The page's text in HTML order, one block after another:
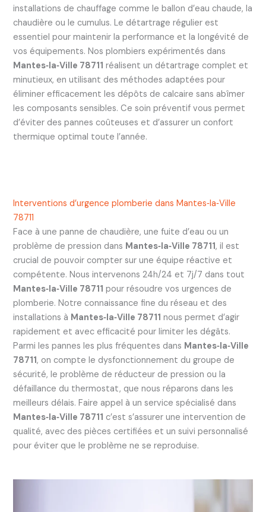
installations de chauffage comme le ballon d’eau chaude, la
chaudière ou le cumulus. Le détartrage régulier est
essentiel pour maintenir la performance et la longévité de
vos équipements. Nos plombiers expérimentés dans
Mantes‑la‑Ville 78711 réalisent un détartrage complet et
minutieux, en utilisant des méthodes adaptées pour
éliminer efficacement les dépôts de calcaire sans abîmer
les composants sensibles. Ce soin préventif vous permet
d’éviter des pannes coûteuses et d’assurer un confort
thermique optimal toute l’année.
Interventions d’urgence plomberie dans Mantes‑la‑Ville
78711
Face à une panne de chaudière, une fuite d’eau ou un
problème de pression dans Mantes‑la‑Ville 78711, il est
crucial de pouvoir compter sur une équipe réactive et
compétente. Nous intervenons 24h/24 et 7j/7 dans tout
Mantes‑la‑Ville 78711 pour résoudre vos urgences de
plomberie. Notre connaissance fine du réseau et des
installations à Mantes‑la‑Ville 78711 nous permet d’agir
rapidement et avec efficacité pour limiter les dégâts.
Parmi les pannes les plus fréquentes dans Mantes‑la‑Ville
78711, on compte le dysfonctionnement du groupe de
sécurité, le problème de réducteur de pression ou la
défaillance du thermostat, que nous réparons dans les
meilleurs délais. Faire appel à un service spécialisé dans
Mantes‑la‑Ville 78711 c’est s’assurer une intervention de
qualité, avec des pièces certifiées et un suivi personnalisé
pour éviter que le problème ne se reproduise.